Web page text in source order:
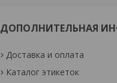
ДОПОЛНИТЕЛЬНАЯ
Доставка и оплата
Каталог этикеток